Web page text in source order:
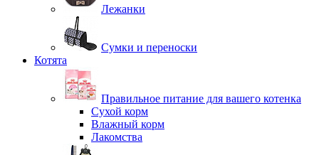
Лежанки
Сумки и переноски
Котята
Правильное питание для вашего котенка
Сухой корм
Влажный корм
Лакомства